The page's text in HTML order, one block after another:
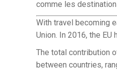
comme les
With travel becoming
Union. In 2016, the
The total contribution
between countries,